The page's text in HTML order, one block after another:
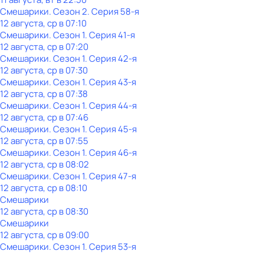
Смешарики. Сезон 2. Серия 58-я
12 августа, ср в 07:10
Смешарики. Сезон 1. Серия 41-я
12 августа, ср в 07:20
Смешарики. Сезон 1. Серия 42-я
12 августа, ср в 07:30
Смешарики. Сезон 1. Серия 43-я
12 августа, ср в 07:38
Смешарики. Сезон 1. Серия 44-я
12 августа, ср в 07:46
Смешарики. Сезон 1. Серия 45-я
12 августа, ср в 07:55
Смешарики. Сезон 1. Серия 46-я
12 августа, ср в 08:02
Смешарики. Сезон 1. Серия 47-я
12 августа, ср в 08:10
Смешарики
12 августа, ср в 08:30
Смешарики
12 августа, ср в 09:00
Смешарики. Сезон 1. Серия 53-я